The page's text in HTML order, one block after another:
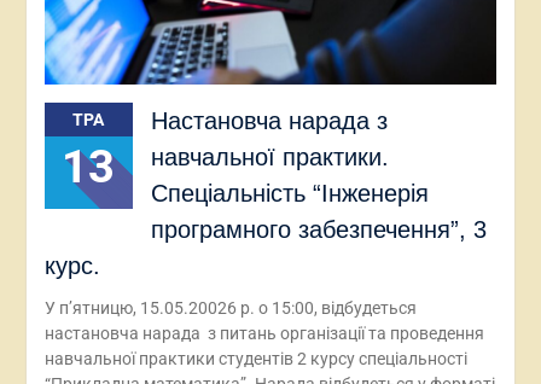
ТРА
13
Настановча нарада з
навчальної практики.
Спеціальність “Інженерія
програмного забезпечення”, 3
курс.
У п’ятницю, 15.05.20026 р. о 15:00, відбудеться
настановча нарада з питань організації та проведення
навчальної практики студентів 2 курсу спеціальності